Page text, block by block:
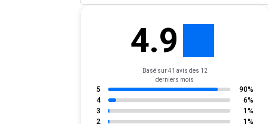
4.9
Basé sur 41 avis des 12
derniers mois
5
90%
4
6%
3
1%
2
1%